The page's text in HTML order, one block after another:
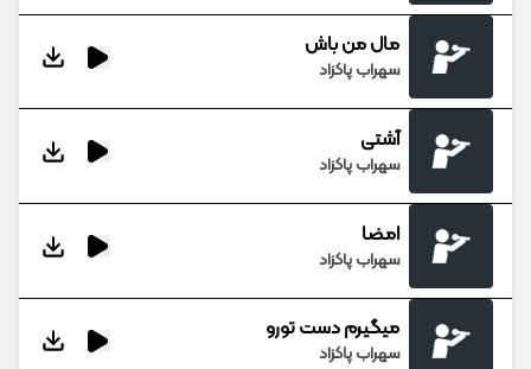
مال من باش
سهراب پاکزاد
آشتی
سهراب پاکزاد
امضا
سهراب پاکزاد
میگیرم دست تورو
سهراب پاکزاد